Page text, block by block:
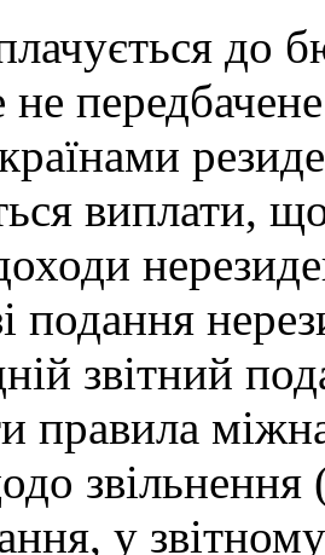
до
виплати,
подання
звітний
правила
у